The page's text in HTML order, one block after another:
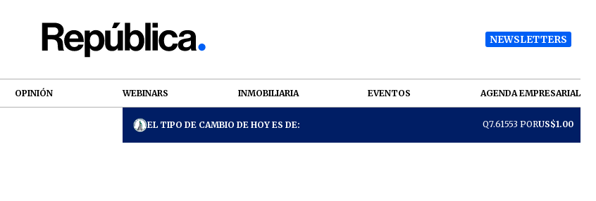
NEWSLETTERS
OPINIÓN WEBINARS INMOBILIARIA EVENTOS AGENDA EMPRESARIAL
EL TIPO DE CAMBIO DE HOY ES DE: Q7.61553 PORUS$1.00